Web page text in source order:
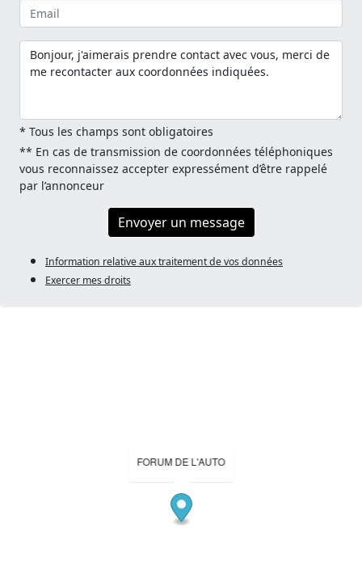
* Tous les champs sont obligatoires
** En cas de transmission de coordonnées téléphoniques
vous reconnaissez accepter expressément d’être rappelé
par l’annonceur
Envoyer un message
Information relative aux traitement de vos données
Exercer mes droits
FORUM DE L'AUTO